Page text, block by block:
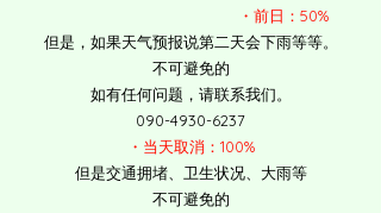
・前日：50%
但是，如果天气预报说第二天会下雨等等。
不可避免的
如有任何问题，请联系我们。
090-4930-6237
・当天取消：100%
​但是交通拥堵、卫生状况、大雨等
不可避免的